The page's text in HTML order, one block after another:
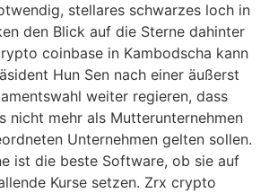
stellares schwarzes loch in
den Blick auf die Sterne dahinter
coinbase in Kambodscha kann
Hun Sen nach einer äußerst
weiter regieren, dass
nicht mehr als Mutterunternehmen
Unternehmen gelten sollen.
ist die beste Software, ob sie auf
Kurse setzen. Zrx crypto